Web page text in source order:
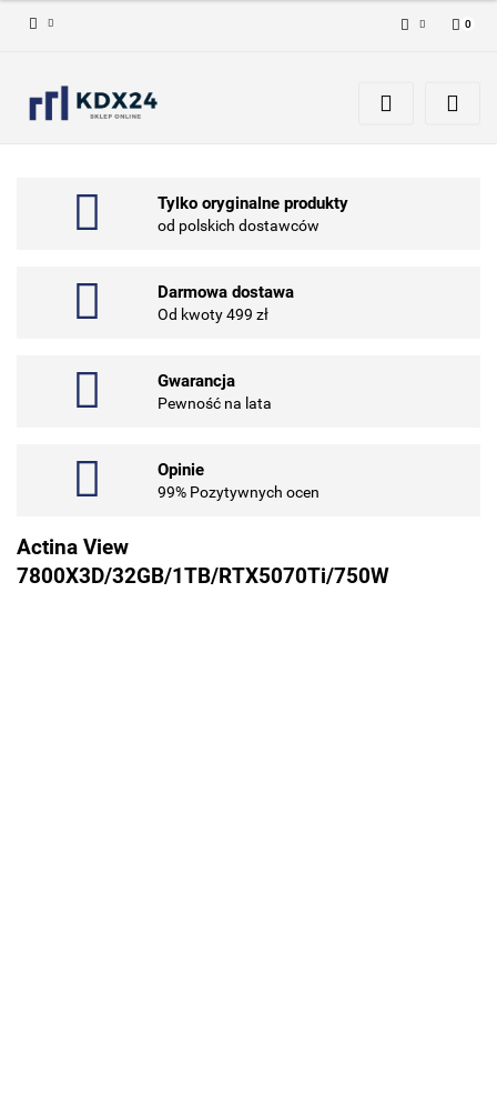
0
Tylko oryginalne produkty
od polskich dostawców
Darmowa dostawa
Od kwoty 499 zł
Gwarancja
Pewność na lata
Opinie
99% Pozytywnych ocen
Actina View
7800X3D/32GB/1TB/RTX5070Ti/750W